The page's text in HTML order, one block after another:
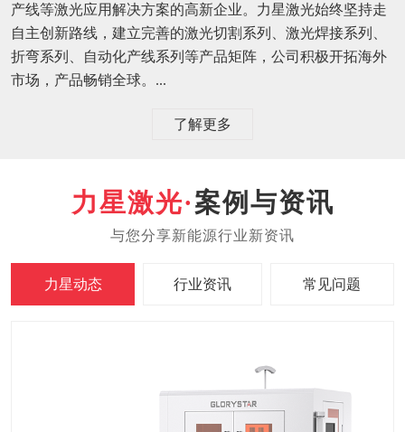
产线等激光应用解决方案的高新企业。力星激光始终坚持走
自主创新路线，建立完善的激光切割系列、激光焊接系列、
折弯系列、自动化产线系列等产品矩阵，公司积极开拓海外
市场，产品畅销全球。...
了解更多
案例与资讯
力星动态 行业资讯 常见问题